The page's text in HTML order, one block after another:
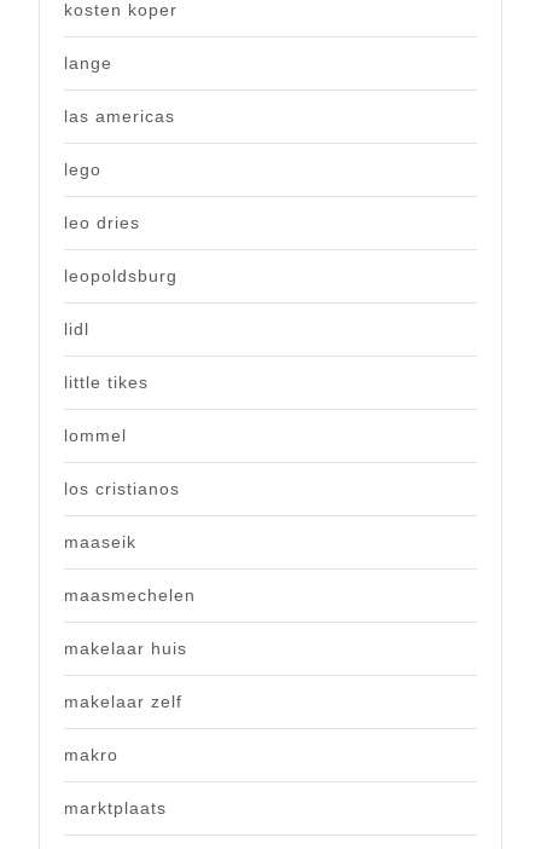
kosten koper
lange
las americas
lego
leo dries
leopoldsburg
lidl
little tikes
lommel
los cristianos
maaseik
maasmechelen
makelaar huis
makelaar zelf
makro
marktplaats